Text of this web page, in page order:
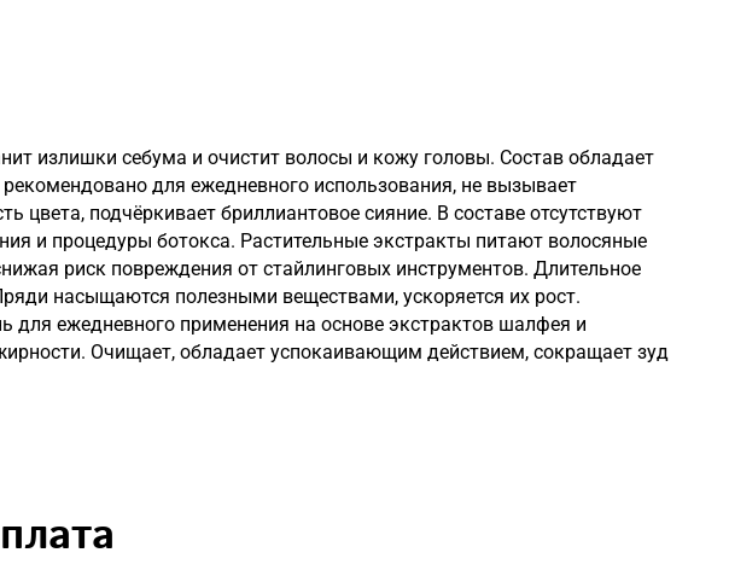
излишки себума и очистит волосы и кожу головы. Состав обладает
для ежедневного использования, не вызывает
подчёркивает бриллиантовое сияние. В составе отсутствуют
и процедуры ботокса. Растительные экстракты питают волосяные
риск повреждения от стайлинговых инструментов. Длительное
насыщаются полезными веществами, ускоряется их рост.
для ежедневного применения на основе экстрактов шалфея и
Очищает, обладает успокаивающим действием, сокращает зуд